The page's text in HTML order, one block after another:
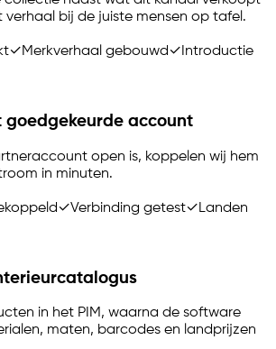
verhaal bij de juiste mensen op tafel.
✓Merkverhaal gebouwd✓Introductie
goedgekeurde account
open is, koppelen wij hem
in minuten.
✓Verbinding getest✓Landen
in het PIM, waarna de software
maten, barcodes en landprijzen